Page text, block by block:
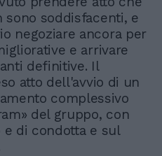
soddisfacenti, e
negoziare ancora per
e arrivare
definitive. Il
atto dell'avvio di un
complessivo
del gruppo, con
di condotta e sul